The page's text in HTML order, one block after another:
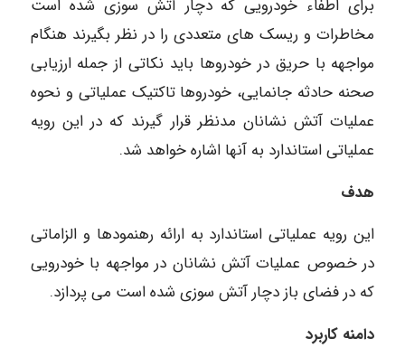
برای اطفاء خودرویی که دچار آتش سوزی شده است
مخاطرات و ریسک های متعددی را در نظر بگیرند هنگام
مواجهه با حریق در خودروها باید نکاتی از جمله ارزیابی
صحنه حادثه جانمایی، خودروها تاکتیک عملیاتی و نحوه
عملیات آتش نشانان مدنظر قرار گیرند که در این رویه
عملیاتی استاندارد به آنها اشاره خواهد شد.
هدف
این رویه عملیاتی استاندارد به ارائه رهنمودها و الزاماتی
در خصوص عملیات آتش نشانان در مواجهه با خودرویی
که در فضای باز دچار آتش سوزی شده است می پردازد.
دامنه کاربرد